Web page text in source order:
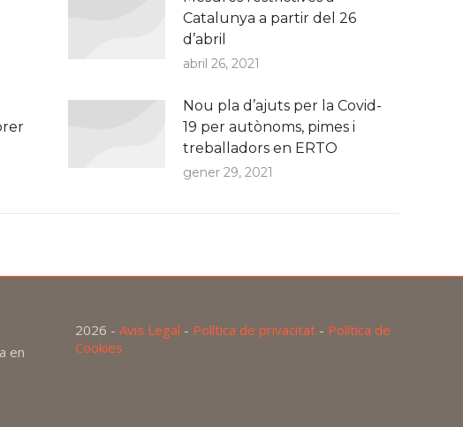
Catalunya a partir del 26
d’abril
abril 26, 2021
Nou pla d’ajuts per la Covid-
19 per autònoms, pimes i
treballadors en ERTO
gener 29, 2021
en
2026 -Avís Legal - Política de privacitat - Política de
Cookies